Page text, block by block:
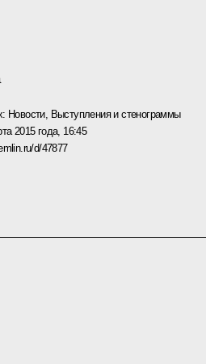
Новости, Выступления и стенограммы
2015 года, 16:45
d/47877